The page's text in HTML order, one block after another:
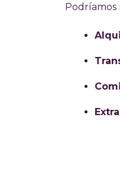
Podríamos